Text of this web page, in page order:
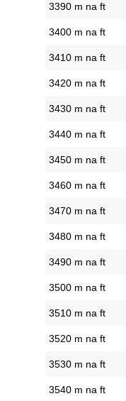
3390 m na ft
3400 m na ft
3410 m na ft
3420 m na ft
3430 m na ft
3440 m na ft
3450 m na ft
3460 m na ft
3470 m na ft
3480 m na ft
3490 m na ft
3500 m na ft
3510 m na ft
3520 m na ft
3530 m na ft
3540 m na ft